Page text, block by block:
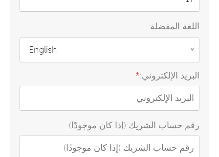
اللغة المفضلة:
English
البريد الإلكتروني:*
رقم حساب الشريك (إذا كان موجودًا):